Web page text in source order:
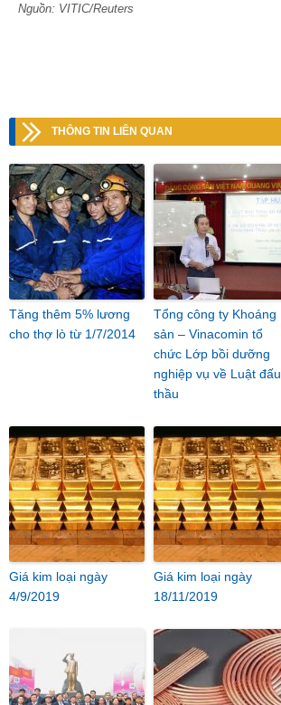
Nguồn: VITIC/Reuters
THÔNG TIN LIÊN QUAN
Tăng thêm 5% lương
cho thợ lò từ 1/7/2014
Tổng công ty Khoáng
sản – Vinacomin tổ
chức Lớp bồi dưỡng
nghiệp vụ về Luật đấu
thầu
Giá kim loại ngày
4/9/2019
Giá kim loại ngày
18/11/2019